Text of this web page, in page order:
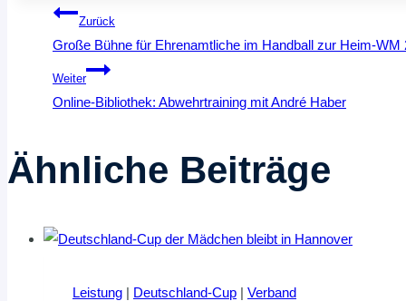
Beitragsnavigation
Zurück
Große Bühne für Ehrenamtliche im Handball zur Heim-WM
Weiter
Online-Bibliothek: Abwehrtraining mit André Haber
Ähnliche Beiträge
Leistung | Deutschland-Cup | Verband